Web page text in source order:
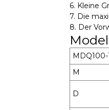
6. Kleine
7. Die
8. Der
MDQ100-
M
D